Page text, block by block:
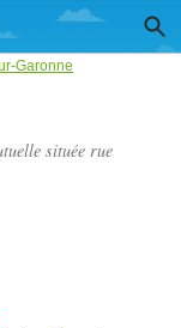
Garonne
située rue